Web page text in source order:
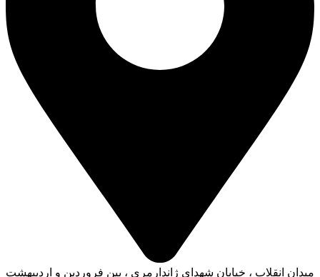
میدان انقلاب ، خیابان شهدای ژاندارمری ، بین فروردین و اردیبهشت